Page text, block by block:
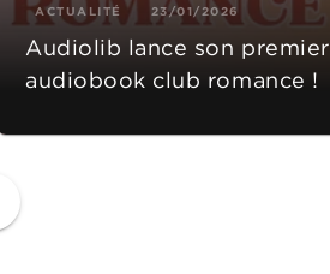
ACTUALITÉ 23/01/2026
Audiolib lance son premier
audiobook club romance !